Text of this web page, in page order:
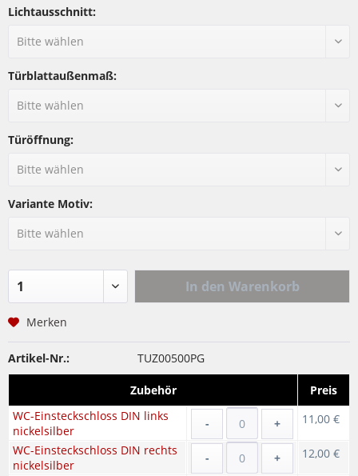
Lichtausschnitt:
Türblattaußenmaß:
Türöffnung:
Variante Motiv:
In den Warenkorb
Merken
Artikel-Nr.: TUZ00500PG
Zubehör
Preis
WC-Einsteckschloss DIN links
nickelsilber
- + 11,00 €
WC-Einsteckschloss DIN rechts
nickelsilber
- + 12,00 €